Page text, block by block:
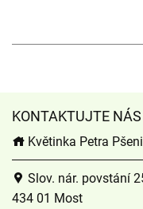
KONTAKTUJTE NÁS
Květinka Petra
Slov. nár. povstání
434 01 Most